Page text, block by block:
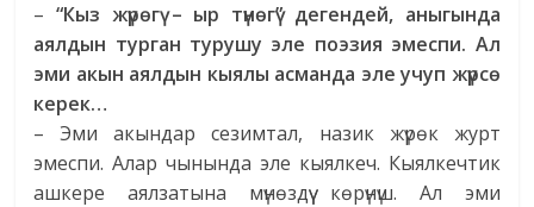
–“Кыз жүрөгү – ыр түнөгү” дегендей, аныгында
аялдын турган турушу эле поэзия эмеспи. Ал
эми акын аялдын кыялы асманда эле учуп жүрсө
керек…
– Эми акындар сезимтал, назик жүрөк журт
эмеспи. Алар чынында эле кыялкеч. Кыялкечтик
ашкере аялзатына мүнөздүү көрүнүш. Ал эми